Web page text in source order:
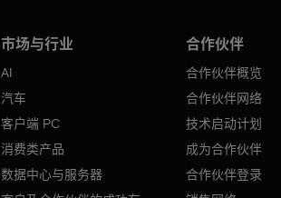
市场与行业
AI
汽车
客户端 PC
消费类产品
数据中心与服务器
合作伙伴
合作伙伴概览
合作伙伴网络
技术启动计划
成为合作伙伴
合作伙伴登录